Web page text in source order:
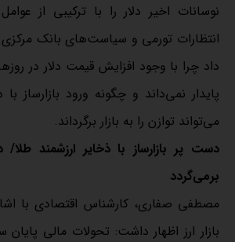
نوسانات اخیر دلار را با ترکیبی از
انتظارات تورمی و سیاست‌های بانک
داد چرا با وجود افزایش قیمت دلار در
پایدار نمی‌داند و چگونه ورود بازارساز
می‌تواند توازن را به بازار برگرداند.
دست پر بازارساز با ذخایر ارزشمند طلا/
برمی‌گردد
مصطفى صفاری، کارشناس اقتصادی با
بازار ارز اظهار داشت: تحولات مالی پایان